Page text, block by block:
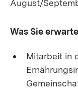
August/
Was Sie
Mitarbeit in